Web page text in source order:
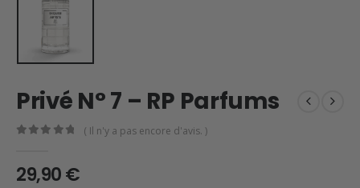
Privé N° 7 – RP Parfums
( Il n'y a pas encore d'avis. )
29,90€